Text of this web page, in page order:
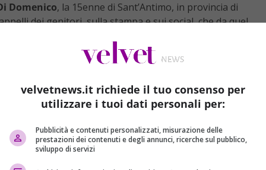
Domenico, la 15enne di Sant’Antimo, in provincia di
dei genitori, sulla stampa e sui social, che da quel
l’adolescente. Il video messaggio inviato ai familiari
, il 13 dicembre, li ha tranquillizzati in quanto Rosa è viva,
della ragazza. Sono proprio le immagini, registrate il 4
dopo, ad insospettire. La perplessità è che i trucchi
per nascondere i segni di violenze fisiche.
e i familiari non possono far altro che aspettare.
di Rosa Di Domenico, senza escludere alcuna pista.
vi indagano: l’Antiterrorismo di Napoli, la Procura di
velvetnews.it richiede il tuo consenso per
utilizzare i tuoi dati personali per:
Pubblicità e contenuti personalizzati, misurazione delle
prestazioni dei contenuti e degli annunci, ricerche sul pubblico,
sviluppo di servizi